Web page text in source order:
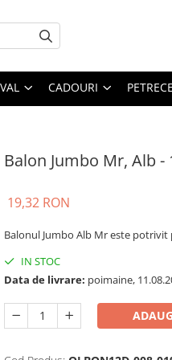
CADOURI
Balon Jumbo Mr, Alb -
19,32 RON
Balonul Jumbo Alb Mr este
IN STOC
Data de livrare: poimaine,